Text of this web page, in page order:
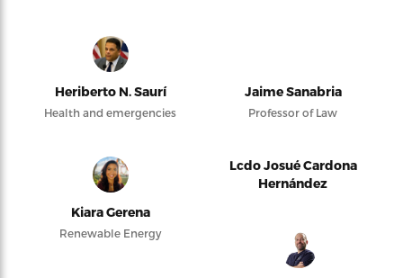
Heriberto N. Saurí
Health and emergencies
Jaime Sanabria
Professor of Law
Kiara Gerena
Renewable Energy
Lcdo Josué Cardona
Hernández